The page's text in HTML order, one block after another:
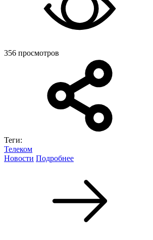
356 просмотров
Теги:
Телеком
Новости Подробнее